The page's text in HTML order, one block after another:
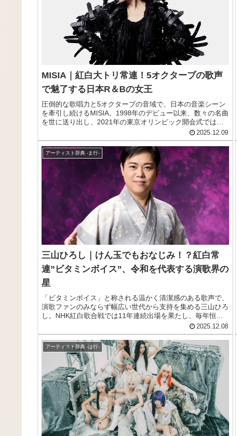
MISIA｜紅白大トリ常連！5オクターブの歌声
で魅了する日本R＆Bの女王
圧倒的な歌唱力と5オクターブの音域で、日本の音楽シーン
を牽引し続けるMISIA。1998年のデビュー以来、数々の名曲
を世に送り出し、2021年の東京オリンピック開会式では国
歌「君が代」を独唱するなど、まさに日本を代表する歌姫と
して活躍しています。この記事では、MISIAのプロフィール
や来歴、おすすめ曲をわかりやすく紹介します。
2025.12.09
アーティスト辞典 -ま行-
三山ひろし｜けん玉でもおなじみ！？紅白常
連”ビタミンボイス”、令和を代表する演歌界の
星
「ビタミンボイス」と称される温かく清潔感のある歌声で、
演歌ファンのみならず幅広い世代から支持を集める三山ひろ
し。NHK紅白歌合戦では11年連続出場を果たし、毎年恒例
のけん玉ギネス記録挑戦は年末の風物詩となっています。こ
の記事では、紅白常連歌手へと駆け上がった三山ひろしのプ
ロフィールや来歴、おすすめ曲をわかりやすく紹介します。
2025.12.08
アーティスト辞典 -は行-